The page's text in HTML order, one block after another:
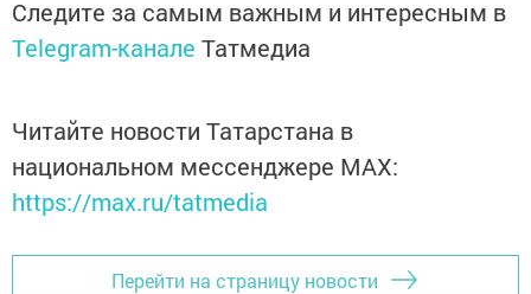
Следите за самым важным и интересным в
Telegram-канале Татмедиа
Читайте новости Татарстана в
национальном мессенджере MАХ:
https://max.ru/tatmedia
Перейти на страницу новости